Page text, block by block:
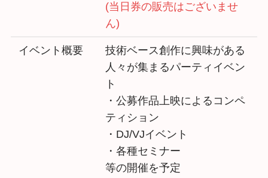
(当日券の販売はございませ
ん)
イベント概要
技術ベース創作に興味がある
人々が集まるパーティイベン
ト
・公募作品上映によるコンペ
ティション
・DJ/VJイベント
・各種セミナー
等の開催を予定